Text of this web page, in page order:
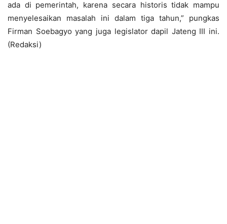
ada di pemerintah, karena secara historis tidak mampu
menyelesaikan masalah ini dalam tiga tahun,” pungkas
Firman Soebagyo yang juga legislator dapil Jateng III ini.
(Redaksi)